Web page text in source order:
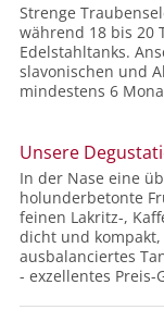
Strenge
während 18 bis 20
Edelstahltanks.
slavonischen und
mindestens 6
Unsere
In der Nase eine
holunderbetonte
feinen Lakritz-,
dicht und
ausbalanciertes
- exzellentes Preis-